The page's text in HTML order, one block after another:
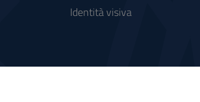
Identità visiva